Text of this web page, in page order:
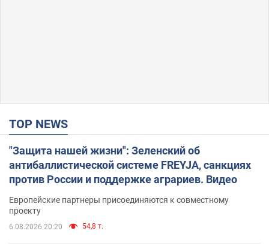
TOP NEWS
"Защита нашей жизни": Зеленский об
антибаллистической системе FREYJA, санкциях
против России и поддержке аграриев. Видео
Европейские партнеры присоединяются к совместному
проекту
6.08.2026 20:20 54,8 т.